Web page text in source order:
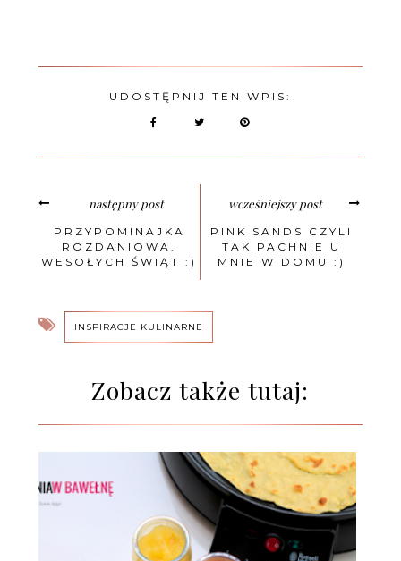
UDOSTĘPNIJ TEN WPIS:
następny post
PRZYPOMINAJKA
ROZDANIOWA.
WESOŁYCH ŚWIĄT :)
wcześniejszy post
PINK SANDS CZYLI
TAK PACHNIE U
MNIE W DOMU :)
INSPIRACJE KULINARNE
Zobacz także tutaj: